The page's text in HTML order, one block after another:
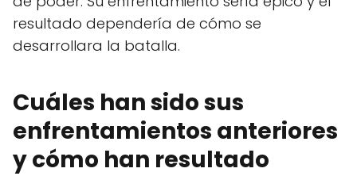
resultado dependería de cómo se
desarrollara la batalla.
Cuáles han sido sus
enfrentamientos anteriores
y cómo han resultado